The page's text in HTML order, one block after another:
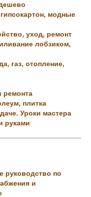
модные
уход, ремонт
лобзиком,
газ, отопление,
ремонта
плитка
Уроки мастера
руками
руководство по
и